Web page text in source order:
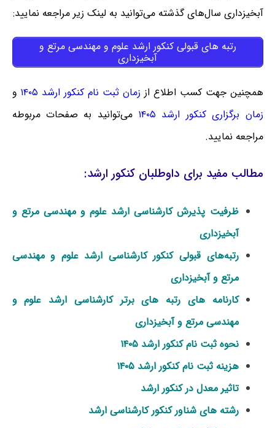
آبخیزداری سال‌های گذشته می‌توانید به لینک زیر مراجعه نمایید:
رتبه های قبولی کنکور ارشد علوم و مهندسی مرتع و
آبخیزداری
همچنین جهت کسب اطلاع از زمان ثبت نام کنکور ارشد ۱۴۰۵
و
زمان برگزاری کنکور ارشد ۱۴۰۵
می‌توانید به صفحات مربوطه
مراجعه نمایید.
مطالب مفید برای داوطلبان کنکور ارشد:
ظرفیت پذیرش کارشناسی ارشد علوم و مهندسی مرتع و
آبخیزداری
رتبه‌های قبولی کنکور کارشناسی ارشد علوم و مهندسی
مرتع و آبخیزداری
کارنامه های رتبه های برتر کارشناسی ارشد علوم و
مهندسی مرتع و آبخیزداری
نحوه ثبت نام کنکور ارشد ۱۴۰۵
هزینه ثبت نام کنکور ارشد ۱۴۰۵
تاثیر معدل در کنکور ارشد
رشته های شناور کنکور کارشناسی ارشد